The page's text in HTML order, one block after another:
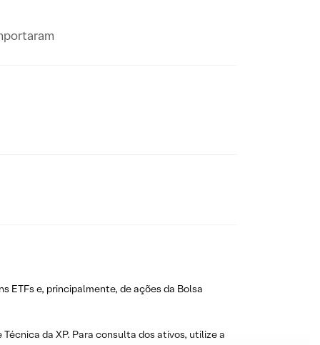
ETFs e, principalmente, de ações da Bolsa
da XP. Para consulta dos ativos, utilize a